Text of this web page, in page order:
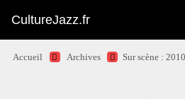
CultureJazz.fr
Accueil Archives Sur scène :